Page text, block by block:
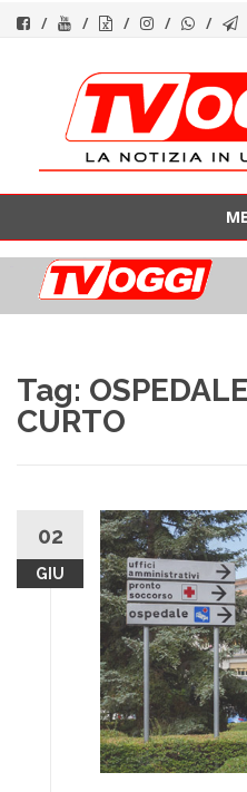
contenuto
contenuto
Tag:
CURTO
02
GIU